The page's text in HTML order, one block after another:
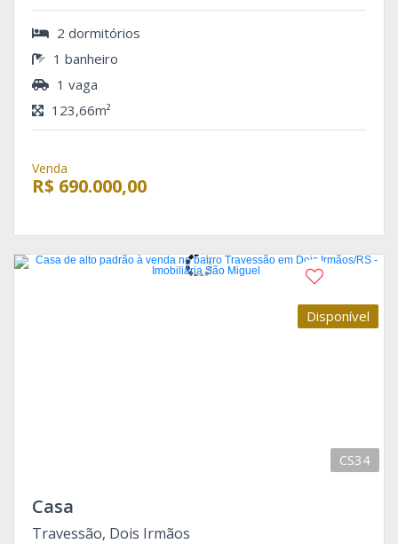
2 dormitórios
1 banheiro
1 vaga
123,66m²
Venda
R$ 690.000,00
Disponível
CS34
Casa
Travessão, Dois Irmãos